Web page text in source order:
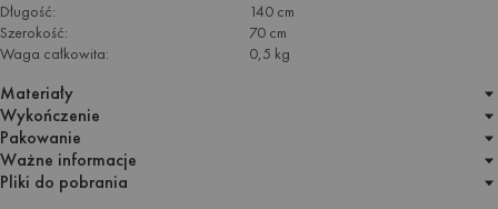
Długość:
140 cm
Szerokość:
70 cm
Waga całkowita:
0,5 kg
Materiały
Wykończenie
Pakowanie
Ważne informacje
Pliki do pobrania